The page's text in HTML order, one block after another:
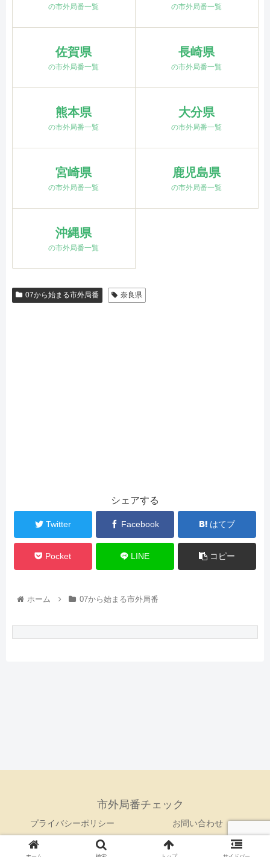
の市外局番一覧 の市外局番一覧
佐賀県
の市外局番一覧
長崎県
の市外局番一覧
熊本県
の市外局番一覧
大分県
の市外局番一覧
宮崎県
の市外局番一覧
鹿児島県
の市外局番一覧
沖縄県
の市外局番一覧
07から始まる市外局番 奈良県
シェアする
Twitter Facebook はてブ
Pocket LINE コピー
ホーム 07から始まる市外局番
市外局番チェック
プライバシーポリシー お問い合わせ
© 2021 市外局番チェック.